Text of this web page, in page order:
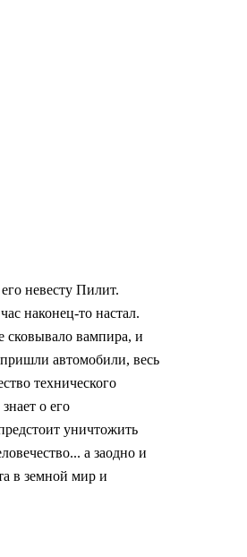
невесту Пилит.
наконец-то настал.
сковывало вампира, и
автомобили, весь
технического
о его
уничтожить
а заодно и
в земной мир и